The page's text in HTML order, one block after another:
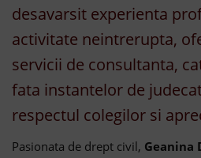
desavarsit experienta
activitate neintrerupta,
servicii de consultanta,
fata instantelor de
respectul colegilor si
Pasionata de drept civil, Geanina